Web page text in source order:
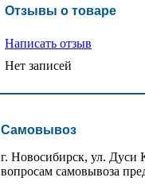
Отзывы о товаре
Написать отзыв
Нет записей
Самовывоз
г. Новосибирск, ул. Дуси
вопросам самовывоза